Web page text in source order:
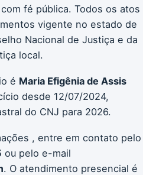
fé pública. Todos os atos
vigente no estado de
Nacional de Justiça e da
local.
é Maria Efigênia de Assis
desde 12/07/2024,
do CNJ para 2026.
, entre em contato pelo
ou pelo e-mail
. O atendimento presencial é